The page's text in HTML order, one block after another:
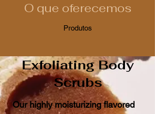
O que oferecemos
Produtos
Exfoliating Body
Scrubs
Our highly moisturizing flavored